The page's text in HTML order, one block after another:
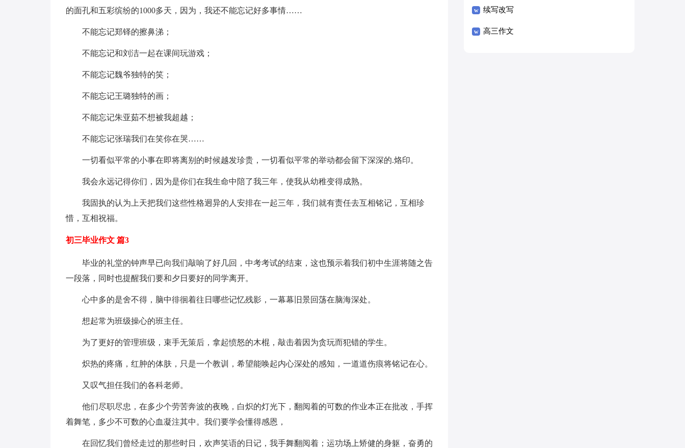
的面孔和五彩缤纷的1000多天，因为，我还不能忘记好多事情……
不能忘记郑铎的擦鼻涕；
不能忘记和刘洁一起在课间玩游戏；
不能忘记魏爷独特的笑；
不能忘记王璐独特的画；
不能忘记朱亚茹不想被我超越；
不能忘记张瑞我们在笑你在哭……
一切看似平常的小事在即将离别的时候越发珍贵，一切看似平常的举动都会留下深深的.烙印。
我会永远记得你们，因为是你们在我生命中陪了我三年，使我从幼稚变得成熟。
我固执的认为上天把我们这些性格迥异的人安排在一起三年，我们就有责任去互相铭记，互相珍
惜，互相祝福。
初三毕业作文 篇3
毕业的礼堂的钟声早已向我们敲响了好几回，中考考试的结束，这也预示着我们初中生涯将随之告
一段落，同时也提醒我们要和夕日要好的同学离开。
心中多的是舍不得，脑中徘徊着往日哪些记忆残影，一幕幕旧景回荡在脑海深处。
想起常为班级操心的班主任。
为了更好的管理班级，束手无策后，拿起愤怒的木棍，敲击着因为贪玩而犯错的学生。
炽热的疼痛，红肿的体肤，只是一个教训，希望能唤起内心深处的感知，一道道伤痕将铭记在心。
又叹气担任我们的各科老师。
他们尽职尽忠，在多少个劳苦奔波的夜晚，白炽的灯光下，翻阅着的可数的作业本正在批改，手挥
着舞笔，多少不可数的心血凝注其中。我们要学会懂得感恩，
在回忆我们曾经走过的那些时日，欢声笑语的日记，我手舞翻阅着；运功场上矫健的身躯，奋勇的
续写改写
高三作文